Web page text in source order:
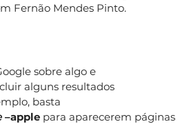
Fernão Mendes Pinto.
sobre algo e
alguns resultados
basta
–apple para aparecerem páginas